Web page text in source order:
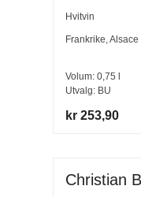
Hvitvin
Frankrike,Alsace
Volum:0,75 l
Utvalg: BU
kr 253,90
Christian